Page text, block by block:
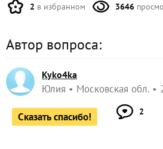
2 в избранном 3646
Автор вопроса:
Kyko4ka
Юлия Московская обл.
Сказать спасибо! 2